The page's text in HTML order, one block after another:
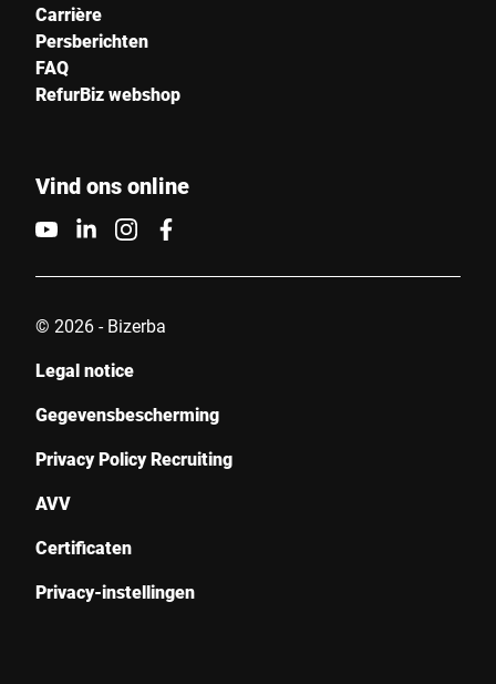
Carrière
Persberichten
FAQ
RefurBiz webshop
Vind ons online
© 2026 - Bizerba
Legal notice
Gegevensbescherming
Privacy Policy Recruiting
AVV
Certificaten
Privacy-instellingen